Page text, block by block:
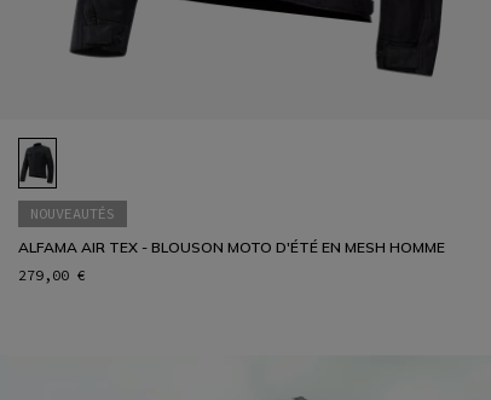
NOUVEAUTÉS
ALFAMA AIR TEX - BLOUSON MOTO D'ÉTÉ EN MESH HOMME
279,00 €